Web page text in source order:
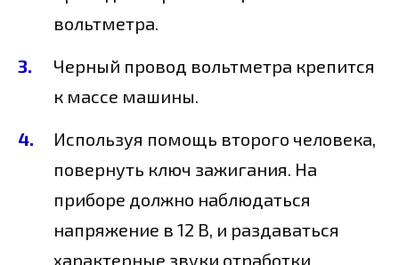
вольтметра.
Черный провод вольтметра крепится
к массе машины.
Используя помощь второго человека,
повернуть ключ зажигания. На
приборе должно наблюдаться
напряжение в 12 В, и раздаваться
характерные звуки отработки